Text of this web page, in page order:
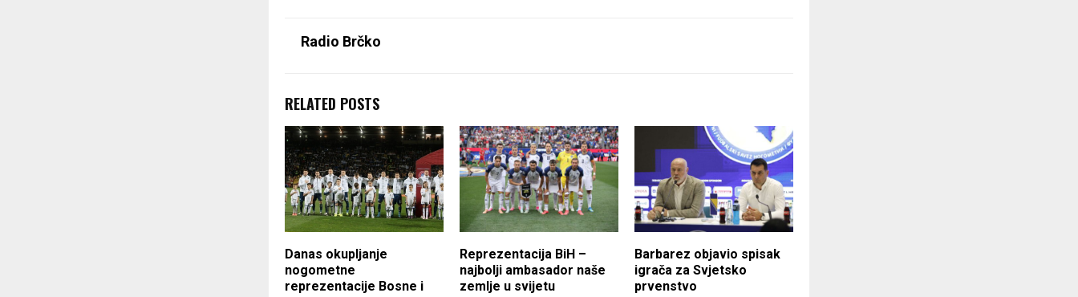
Radio Brčko
RELATED POSTS
Danas okupljanje
nogometne
reprezentacije Bosne i
Reprezentacija BiH –
najbolji ambasador naše
zemlje u svijetu
Barbarez objavio spisak
igrača za Svjetsko
prvenstvo